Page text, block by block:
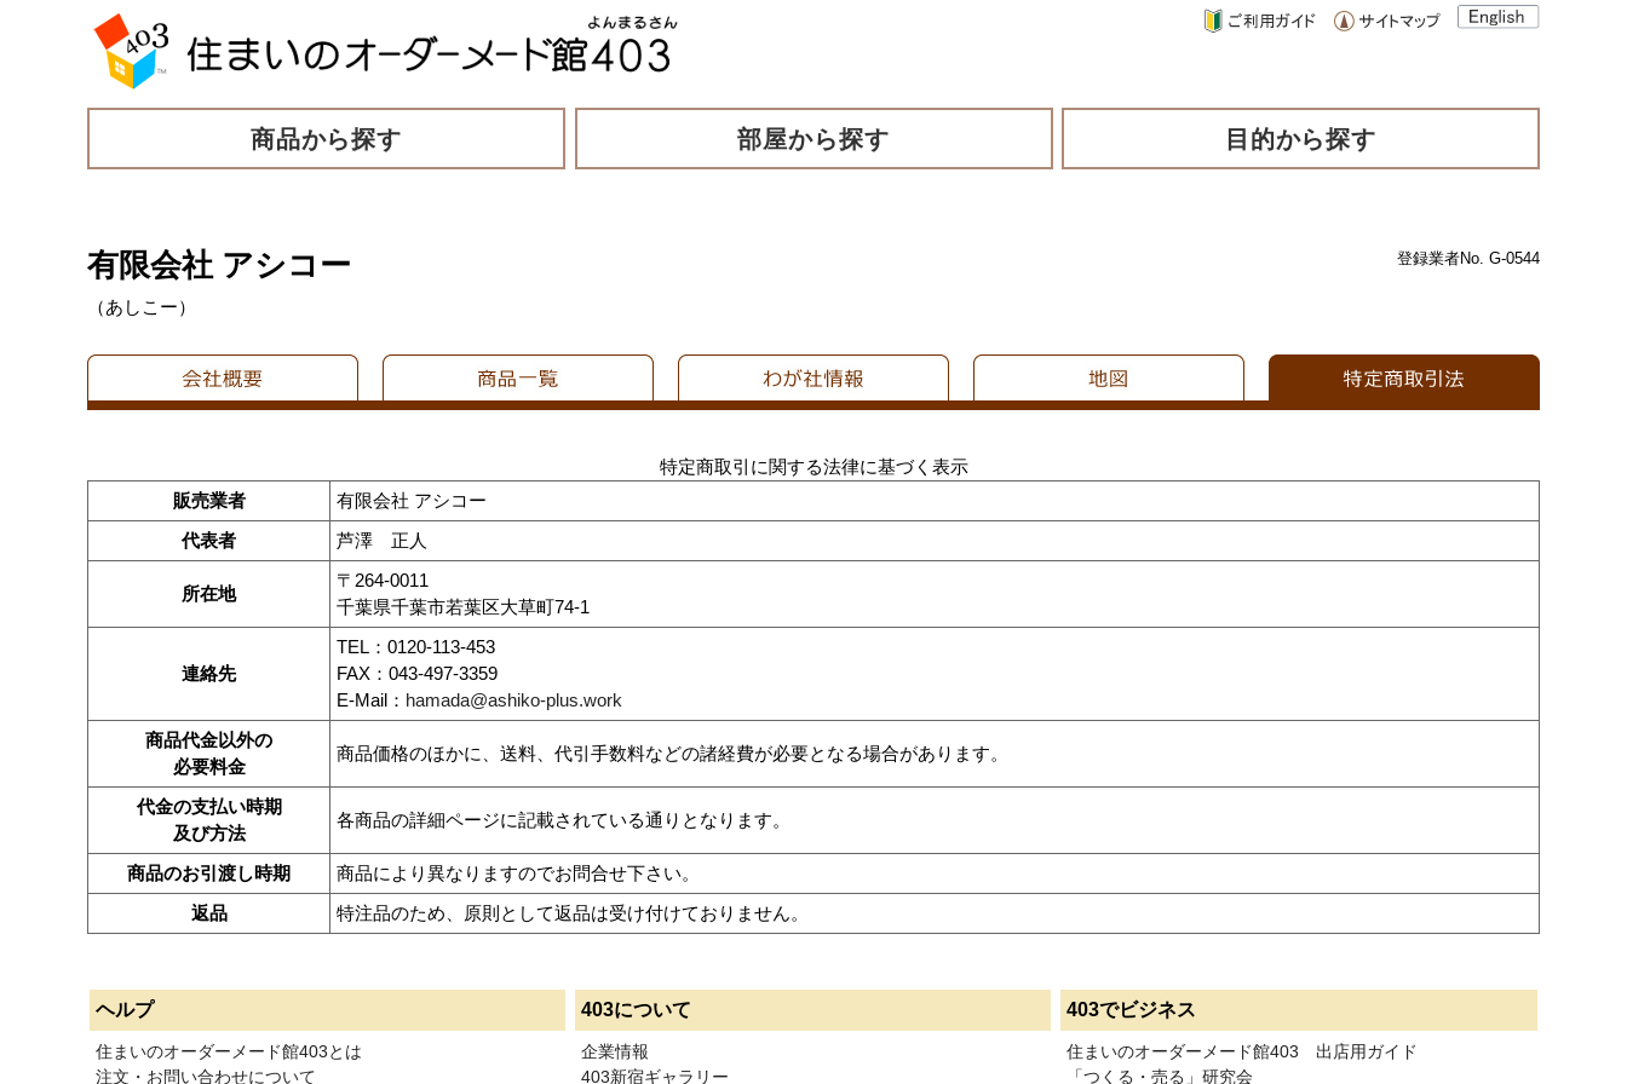
商品から探す 部屋から探す 目的から探す
有限会社 アシコー
（あしこー）
登録業者No. G-0544
特定商取引に関する法律に基づく表示
販売業者
有限会社 アシコー
代表者
芦澤 正人
所在地
〒264-0011
千葉県千葉市若葉区大草町74-1
連絡先
TEL：0120-113-453
FAX：043-497-3359
E-Mail： hamada@ashiko-plus.work
商品代金以外の
必要料金
商品価格のほかに、送料、代引手数料などの諸経費が必要となる場合があります。
代金の支払い時期
及び方法
各商品の詳細ページに記載されている通りとなります。
商品のお引渡し時期
商品により異なりますのでお問合せ下さい。
返品
特注品のため、原則として返品は受け付けておりません。
ヘルプ 403について 403でビジネス
住まいのオーダーメード館403とは
注文・お問い合わせについて
企業情報
403新宿ギャラリー
住まいのオーダーメード館403 出店用ガイド
「つくる・売る」研究会